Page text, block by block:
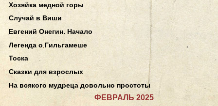
Хозяйка медной горы
Случай в Виши
Евгений Онегин. Начало
Легенда о Гильгамеше
Тоска
Сказки для взрослых
На всякого мудреца довольно простоты
ФЕВРАЛЬ 2025